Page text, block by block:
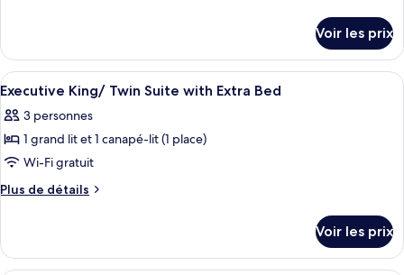
chambre :
Deluxe
King
Room
With
Extra
Bed
le
type
de
Deluxe
King
With
Extra
Bed
Voir les prix
Afficher
toutes
les
photos
pour
ce
chambre :
Executive
Une salle de bain moderne dotée
3
Executive King/ Twin Suite with Extra Bed
3 personnes
1 grand lit et 1 canapé-lit (1 place)
Wi-Fi gratuit
Plus de détails
Plus
le
type
Voir les prix